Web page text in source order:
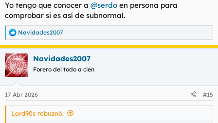
Yo tengo que conocer a @serdo en persona para
comprobar si es así de subnormal.
R
e
a
c
c
i
e
s
Navidades2007
Navidades2007
Forero del todo a cien
17 Abr 2026 #15
Lord90s rebuznó: